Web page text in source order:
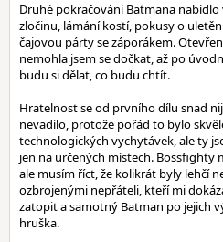
Druhé pokračování Batmana
zločinu, lámání kostí, pokusy o
čajovou párty se záporákem.
nemohla jsem se dočkat, až po
budu si dělat, co budu chtít.
Hratelnost se od prvního dílu snad
nevadilo, protože pořád to bylo
technologických vychytávek, ale ty
jen na určených místech. Bossfighty
ale musím říct, že kolikrát byly lehčí
ozbrojenými nepřáteli, kteří mi
zatopit a samotný Batman po jejich
hruška.